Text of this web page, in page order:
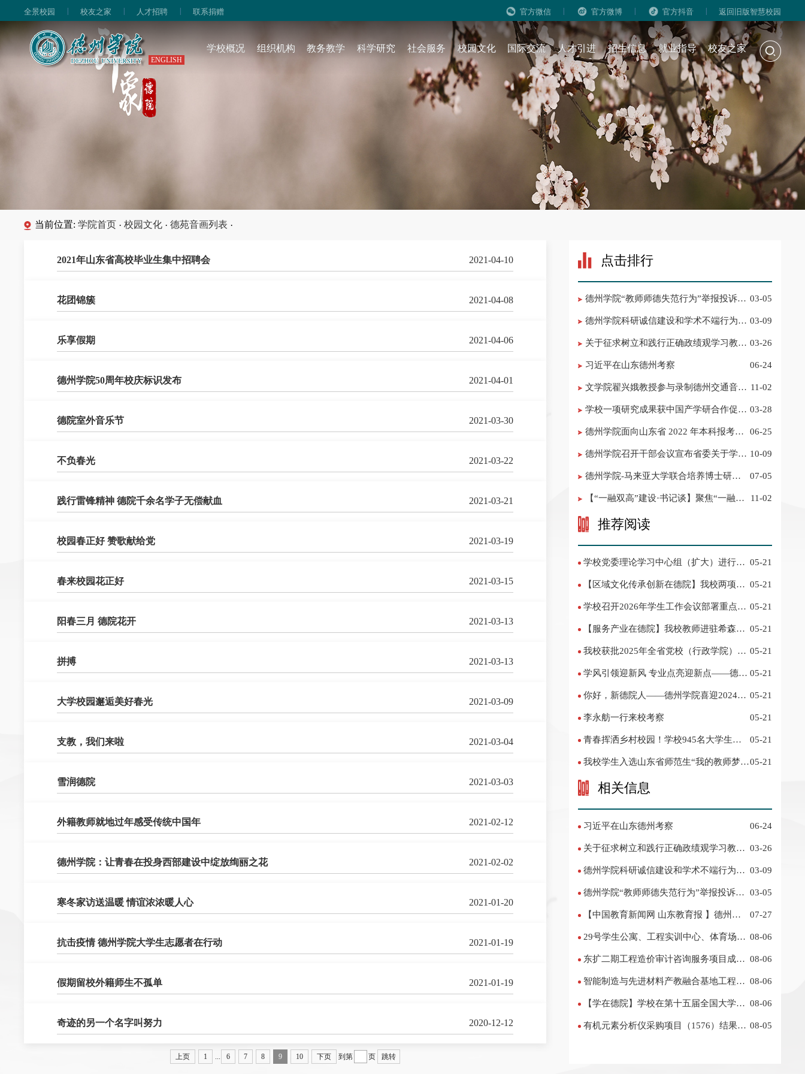
全景校园 | 校友之家 | 人才招聘 | 联系捐赠 官方微信 | 官方微博 | 官方抖音 | 返回旧版智慧校园
ENGLISH
学校概况 组织机构 教务教学 科学研究 社会服务 校园文化 国际交流 人才引进 招生信息 就业指导 校友之家
当前位置:学院首页 · 校园文化 · 德苑音画列表 ·
2021年山东省高校毕业生集中招聘会 2021-04-10
花团锦簇 2021-04-08
乐享假期 2021-04-06
德州学院50周年校庆标识发布 2021-04-01
德院室外音乐节 2021-03-30
不负春光 2021-03-22
践行雷锋精神 德院千余名学子无偿献血 2021-03-21
校园春正好 赞歌献给党 2021-03-19
春来校园花正好 2021-03-15
阳春三月 德院花开 2021-03-13
拼搏 2021-03-13
大学校园邂逅美好春光 2021-03-09
支教，我们来啦 2021-03-04
雪润德院 2021-03-03
外籍教师就地过年感受传统中国年 2021-02-12
德州学院：让青春在投身西部建设中绽放绚丽之花 2021-02-02
寒冬家访送温暖 情谊浓浓暖人心 2021-01-20
抗击疫情 德州学院大学生志愿者在行动 2021-01-19
假期留校外籍师生不孤单 2021-01-19
奇迹的另一个名字叫努力 2020-12-12
上页 1 ... 6 7 8 9 10 下页 到第 页 跳转
点击排行
03-05
03-09
03-26
习近平在山东德州考察 06-24
11-02
03-28
06-25
10-09
07-05
11-02
推荐阅读
学校党委理论学习中心组（扩大）进行集
05-21
【区域文化传承创新在德院】我校两项作
教育优秀名单
05-21
学校召开2026年学生工作会议部署重点工
05-21
【服务产业在德院】我校教师进驻希森博
05-21
我校获批2025年全省党校（行政学院）系
05-21
学风引领迎新风 专业点亮迎新点——德州
05-21
你好，新德院人——德州学院喜迎2024级
05-21
李永舫一行来校考察 05-21
青春挥洒乡村校园！学校945名大学生赴
05-21
我校学生入选山东省师范生“我的教师梦”
05-21
相关信息
习近平在山东德州考察 06-24
关于征求树立和践行正确政绩观学习教育
03-26
德州学院科研诚信建设和学术不端行为举
03-09
德州学院“教师师德失范行为”举报投诉电
03-05
【中国教育新闻网 山东教育报 】德州学
07-27
29号学生公寓、工程实训中心、体育场看
08-06
东扩二期工程造价审计咨询服务项目成交
08-06
智能制造与先进材料产教融合基地工程可
08-06
【学在德院】学校在第十五届全国大学生
08-06
有机元素分析仪采购项目（1576）结果公
08-05